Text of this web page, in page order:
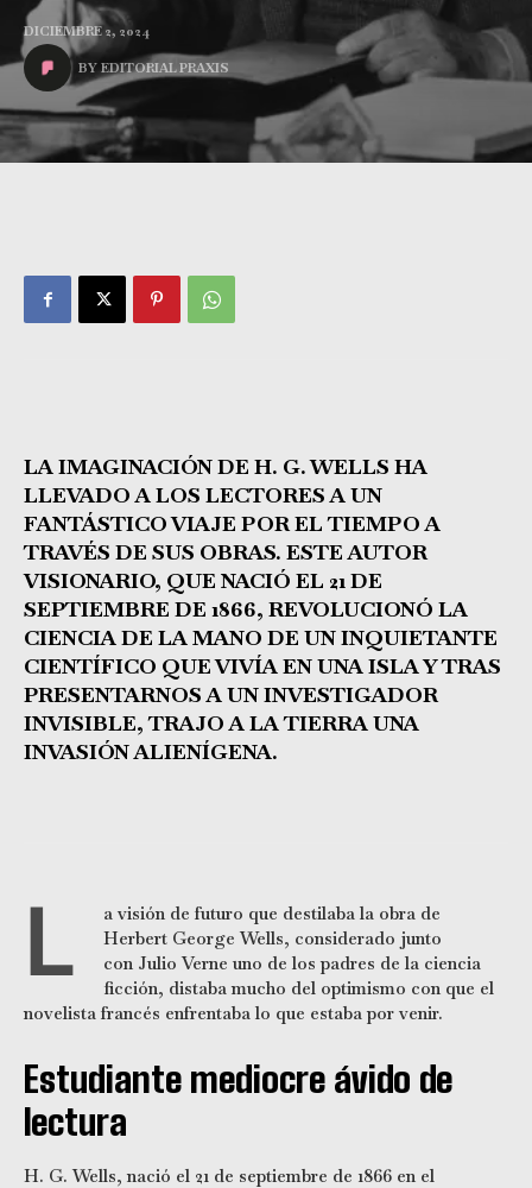
DICIEMBRE 2, 2024
BY EDITORIAL PRAXIS
LA IMAGINACIÓN DE H. G. WELLS HA
LLEVADO A LOS LECTORES A UN
FANTÁSTICO VIAJE POR EL TIEMPO A
TRAVÉS DE SUS OBRAS. ESTE AUTOR
VISIONARIO, QUE NACIÓ EL 21 DE
SEPTIEMBRE DE 1866, REVOLUCIONÓ LA
CIENCIA DE LA MANO DE UN INQUIETANTE
CIENTÍFICO QUE VIVÍA EN UNA ISLA Y TRAS
PRESENTARNOS A UN INVESTIGADOR
INVISIBLE, TRAJO A LA TIERRA UNA
INVASIÓN ALIENÍGENA.
L
a visión de futuro que destilaba la obra de
Herbert George Wells, considerado junto
con Julio Verne uno de los padres de la ciencia
ficción, distaba mucho del optimismo con que el
novelista francés enfrentaba lo que estaba por venir.
Estudiante mediocre ávido de
lectura
H. G. Wells, nació el 21 de septiembre de 1866 en el